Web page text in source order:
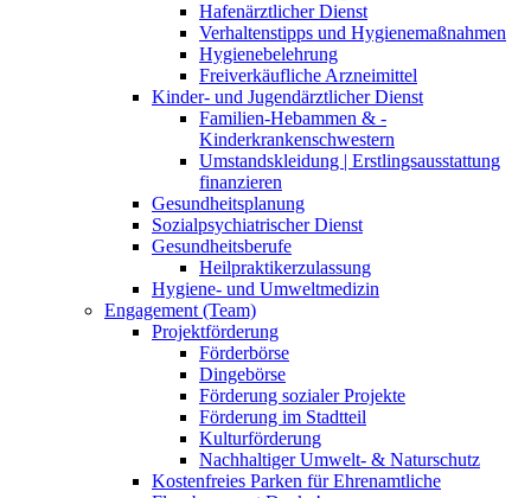
Hafenärztlicher Dienst
Verhaltenstipps und Hygienemaßnahmen
Hygienebelehrung
Freiverkäufliche Arzneimittel
Kinder- und Jugendärztlicher Dienst
Familien-Hebammen & -
Kinderkrankenschwestern
Umstandskleidung | Erstlingsausstattung
finanzieren
Gesundheitsplanung
Sozialpsychiatrischer Dienst
Gesundheitsberufe
Heilpraktikerzulassung
Hygiene- und Umweltmedizin
Engagement (Team)
Projektförderung
Förderbörse
Dingebörse
Förderung sozialer Projekte
Förderung im Stadtteil
Kulturförderung
Nachhaltiger Umwelt- & Naturschutz
Kostenfreies Parken für Ehrenamtliche